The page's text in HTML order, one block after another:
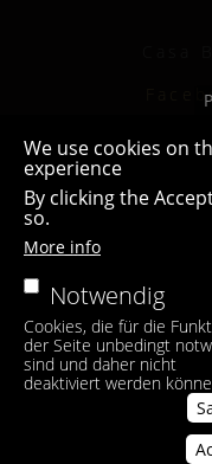
We use cookies on
experience
By clicking the
so.
More info
Notwendig
Cookies, die für die
der Seite unbedingt
sind und daher nicht
deaktiviert werden